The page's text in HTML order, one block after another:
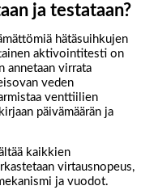
ja testataan?
hätäsuihkujen
aktivointitesti on
annetaan virrata
veden
venttiilien
päivämäärän ja
kaikkien
virtausnopeus,
ja vuodot.